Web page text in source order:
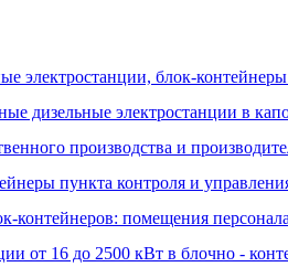
электростанции, блок-
дизельные электростанции в
производства и
пункта контроля и
контейнеров: помещения
от 16 до 2500 кВт в блочно -